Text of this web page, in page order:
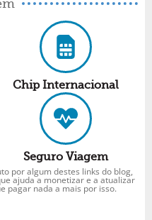
Chip Internacional
Seguro Viagem
por algum destes links do blog,
ajuda a monetizar e a atualizar
pagar nada a mais por isso.